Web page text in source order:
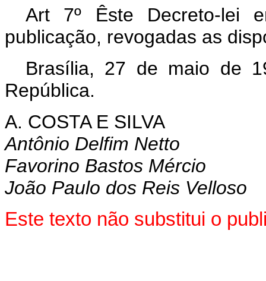
Art 7º Êste Decreto-lei
publicação, revogadas as
Brasília, 27 de maio de
República.
A. COSTA E SILVA
Antônio Delfim Netto
Favorino Bastos Mércio
João Paulo dos Reis Velloso
Este texto não substitui o